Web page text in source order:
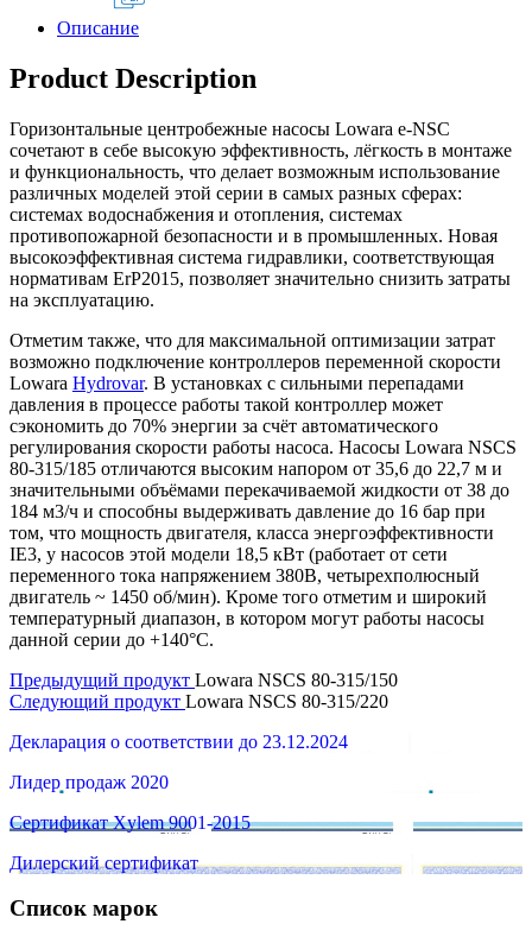
Описание
Product Description
Горизонтальные центробежные насосы Lowara e-NSC
сочетают в себе высокую эффективность, лёгкость в монтаже
и функциональность, что делает возможным использование
различных моделей этой серии в самых разных сферах:
системах водоснабжения и отопления, системах
противопожарной безопасности и в промышленных. Новая
высокоэффективная система гидравлики, соответствующая
нормативам ErP2015, позволяет значительно снизить затраты
на эксплуатацию.
Отметим также, что для максимальной оптимизации затрат
возможно подключение контроллеров переменной скорости
Lowara Hydrovar. В установках с сильными перепадами
давления в процессе работы такой контроллер может
сэкономить до 70% энергии за счёт автоматического
регулирования скорости работы насоса. Насосы Lowara NSCS
80-315/185 отличаются высоким напором от 35,6 до 22,7 м и
значительными объёмами перекачиваемой жидкости от 38 до
184 м3/ч и способны выдерживать давление до 16 бар при
том, что мощность двигателя, класса энергоэффективности
IE3, у насосов этой модели 18,5 кВт (работает от сети
переменного тока напряжением 380В, четырехполюсный
двигатель ~ 1450 об/мин). Кроме того отметим и широкий
температурный диапазон, в котором могут работы насосы
данной серии до +140°C.
Предыдущий продукт Lowara NSCS 80-315/150
Следующий продукт Lowara NSCS 80-315/220
Декларация о соответствии до 23.12.2024
Лидер продаж 2020
Сертификат Xylem 9001-2015
Дилерский сертификат
Список марок